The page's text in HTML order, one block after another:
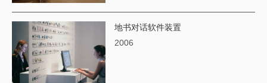
地书对话软件装置
2006